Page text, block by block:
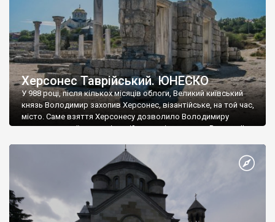
Херсонес Таврійський. ЮНЕСКО
У 988 році, після кількох місяців облоги, Великий київський
князь Володимир захопив Херсонес, візантійське, на той час,
місто. Саме взяття Херсонесу дозволило Володимиру
диктувати свої умови візантійському імператору Василю ІІ, та
Херсонесі Володимир-язичник, став Василем-християнином.
А потім було Хрещення Русі. На честь Херсонесу Таврійського